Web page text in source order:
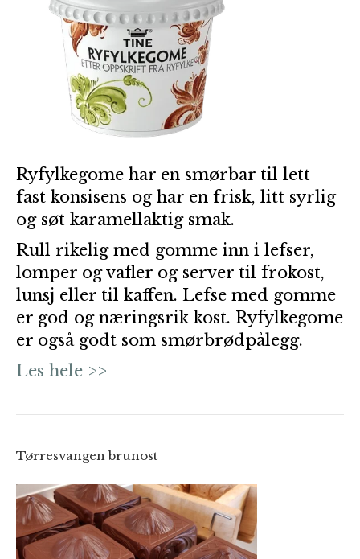
Ryfylkegome har en smørbar til lett
fast konsisens og har en frisk, litt syrlig
og søt karamellaktig smak.
Rull rikelig med gomme inn i lefser,
lomper og vafler og server til frokost,
lunsj eller til kaffen. Lefse med gomme
er god og næringsrik kost. Ryfylkegome
er også godt som smørbrødpålegg.
Les hele >>
Tørresvangen brunost